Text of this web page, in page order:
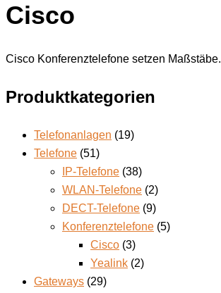
Cisco
Cisco Konferenztelefone setzen Maßstäbe.
Produktkategorien
Telefonanlagen (19)
Telefone (51)
IP-Telefone (38)
WLAN-Telefone (2)
DECT-Telefone (9)
Konferenztelefone (5)
Cisco (3)
Yealink (2)
Gateways (29)